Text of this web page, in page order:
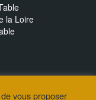
la Loire
vous proposer